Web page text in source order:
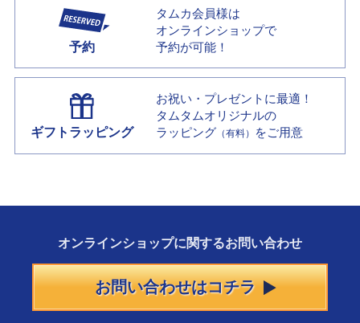
予約
タムカ会員様は
オンラインショップで
予約が可能！
ギフトラッピング
お祝い・プレゼントに最適！
タムタムオリジナルの
ラッピング （有料） をご用意
オンラインショップに関するお問い合わせ
お問い合わせはコチラ